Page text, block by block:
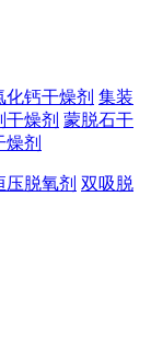
化钙干燥剂 集装
干燥剂 蒙脱石干
燥剂
压脱氧剂 双吸脱